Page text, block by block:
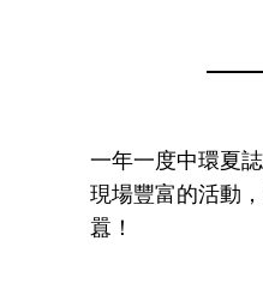
一年一度中環夏
現場豐富的活動
囂！